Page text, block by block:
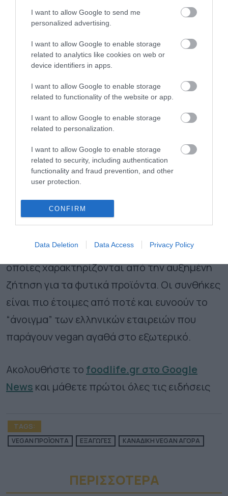
I want to allow Google to send me
personalized advertising.
I want to allow Google to enable storage
related to analytics like cookies on web or
device identifiers in apps.
I want to allow Google to enable storage
related to functionality of the website or app.
I want to allow Google to enable storage
related to personalization.
I want to allow Google to enable storage
related to security, including authentication
functionality and fraud prevention, and other
user protection.
CONFIRM
Data Deletion Data Access Privacy Policy
Επίσης, το 22% του συνόλου των Καναδών
συνολική πρόσληψη κρέατος ενώ για τα
άτομα ηλικίας 18-35 ετών, το ποσοστό
αυξάνεται στο 39%. Από τα παραπάνω
αποδεικνύεται ότι η στροφή των
καταναλωτών προς τα vegan διατροφικά
plant-based είδη διατροφής συνεχώς
αυξανόμενα.
Όπως όλα δείχνουν, τα υψηλής ποιότητας
ελληνικά vegan προϊόντα, μπορούν να βρουν
μια θέση στις καναδικές υπεραγορές οι
οποίες χαρακτηρίζονται από την αυξημένη
ζήτηση για τα φυτικά προϊόντα. Οι συνθήκες
είναι πιο έτοιμες από ποτέ και ευνοούν το
“άνοιγμα” των ελληνικών εταιρειών που
παράγουν vegan αγαθά στο εξωτερικό.
Ακολουθήστε το foodlife.gr στο Google
News και μάθετε πρώτοι όλες τις ειδήσεις
TAGS:
VEGAN ΠΡΟΪΟΝΤΑ ΕΞΑΓΩΓΕΣ ΚΑΝΑΔΙΚΗ VEGAN ΑΓΟΡΑ
ΠΕΡΙΣΣΟΤΕΡA